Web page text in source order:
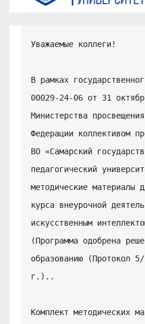
Уважаемые коллеги!
В рамках
00029-24-06 от 31
Министерства
Федерации коллективом
ВО «Самарский
педагогический
методические материалы
курса внеурочной
искусственным
(Программа одобрена
образованию (Протокол
г.)..
Комплект методических